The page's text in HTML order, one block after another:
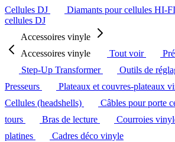
Cellules DJ
Diamants pour cellules HI-FI
cellules DJ
Accessoires vinyle
Accessoires vinyle
Tout voir
Step-Up Transformer
Outils de
Presseurs
Plateaux et couvres-plateaux
Cellules (headshells)
Câbles pour porte
tours
Bras de lecture Courroies
platines
Cadres déco vinyle